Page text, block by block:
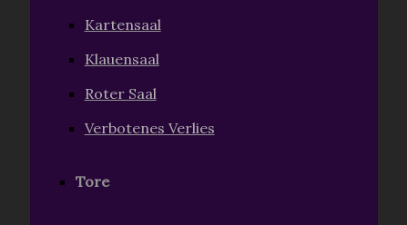
Kartensaal
Klauensaal
Roter Saal
Verbotenes Verlies
Tore